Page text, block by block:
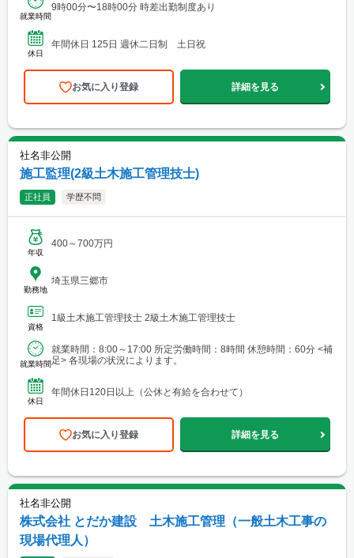
就業時間
9時00分〜18時00分 時差出勤制度あり
休日
年間休日 125日 週休二日制 土日祝
お気に入り登録 詳細を見る
社名非公開
施工監理(2級土木施工管理技士)
正社員 学歴不問
年収
400～700万円
勤務地
埼玉県三郷市
資格
1級土木施工管理技士 2級土木施工管理技士
就業時間
就業時間：8:00～17:00 所定労働時間：8時間 休憩時間：60分 <補
足> 各現場の状況によります。
休日
年間休日120日以上（公休と有給を合わせて）
お気に入り登録 詳細を見る
社名非公開
株式会社 とだか建設 土木施工管理（一般土木工事の
現場代理人）